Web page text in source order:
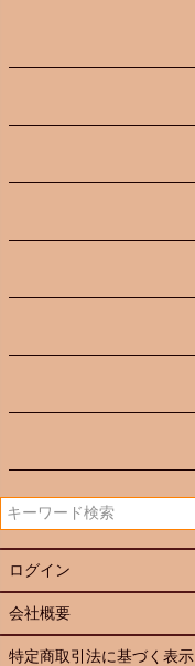
ログイン
会社概要
特定商取引法に基づく表示